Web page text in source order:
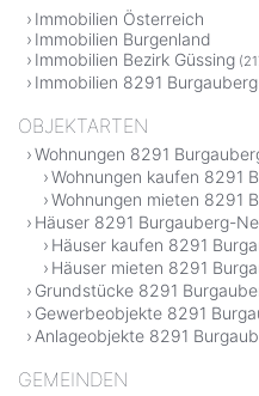
Immobilien Österreich
Immobilien Burgenland
Immobilien Bezirk Güssing
Immobilien 8291
OBJEKTARTEN
Wohnungen 8291
Wohnungen kaufen 8291
Wohnungen mieten 8291
Häuser 8291 Burgauberg-
Häuser kaufen 8291
Häuser mieten 8291
Grundstücke 8291
Gewerbeobjekte 8291
Anlageobjekte 8291
GEMEINDEN